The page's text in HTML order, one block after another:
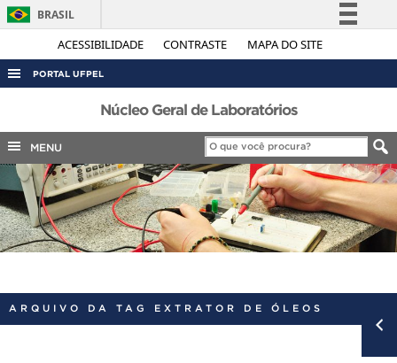
ACESSIBILIDADE CONTRASTE MAPA DO SITE
BRASIL
Simplifique!
Legislação
Canais
PORTAL UFPEL
ACESSO À INFORMAÇÃO
AUDITORIA
COBALTO
CONCURSOS
EDITAIS
INTERNACIONAL
PORTARIAS
Núcleo Geral de Laboratórios
MENU
ARQUIVO DA TAG EXTRATOR DE ÓLEOS